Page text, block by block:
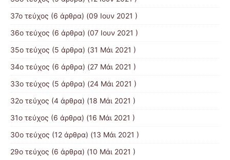
37ο τεύχος (6 άρθρα) (09 Ιουν 2021 )
36ο τεύχος (6 άρθρα) (07 Ιουν 2021 )
35ο τεύχος (5 άρθρα) (31 Μάι 2021 )
34ο τεύχος (6 άρθρα) (27 Μάι 2021 )
33ο τεύχος (5 άρθρα) (24 Μάι 2021 )
32ο τεύχος (4 άρθρα) (18 Μάι 2021 )
31ο τεύχος (6 άρθρα) (16 Μάι 2021 )
30ο τεύχος (12 άρθρα) (13 Μάι 2021 )
29ο τεύχος (6 άρθρα) (10 Μάι 2021 )